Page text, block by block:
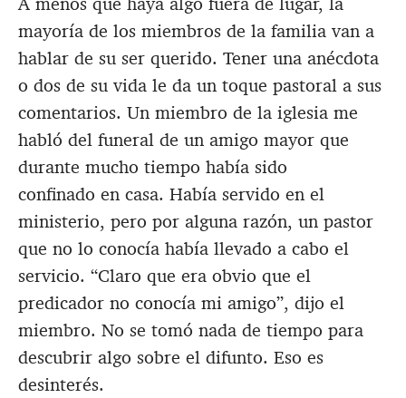
mayoría de los miembros de la familia van a
hablar de su ser querido. Tener una anécdota
o dos de su vida le da un toque pastoral a sus
comentarios. Un miembro de la iglesia me
habló del funeral de un amigo mayor que
durante mucho tiempo había sido
confinado en casa. Había servido en el
ministerio, pero por alguna razón, un pastor
que no lo conocía había llevado a cabo el
servicio. “Claro que era obvio que el
predicador no conocía mi amigo”, dijo el
miembro. No se tomó nada de tiempo para
descubrir algo sobre el difunto. Eso es
desinterés.